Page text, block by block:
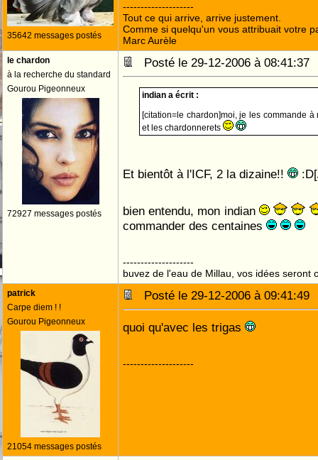
35642 messages postés
--------------------
Tout ce qui arrive, arrive justement.
Comme si quelqu'un vous attribuait votre
Marc Aurèle
le chardon
à la recherche du standard
Gourou Pigeonneux
72927 messages postés
Posté le 29-12-2006 à
indian a écrit :
[citation=le chardon]moi, je les commande
et les chardonnerets
Et bientôt à l'ICF, 2 la dizaine!!
bien entendu, mon indian
commander des centaines
--------------------
buvez de l'eau de Millau, vos idées seront
patrick
Carpe diem ! !
Gourou Pigeonneux
21054 messages postés
Posté le 29-12-2006 à
quoi qu'avec les trigas
--------------------